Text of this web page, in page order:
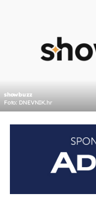
showbuzz
Foto: DNEVNIK.hr